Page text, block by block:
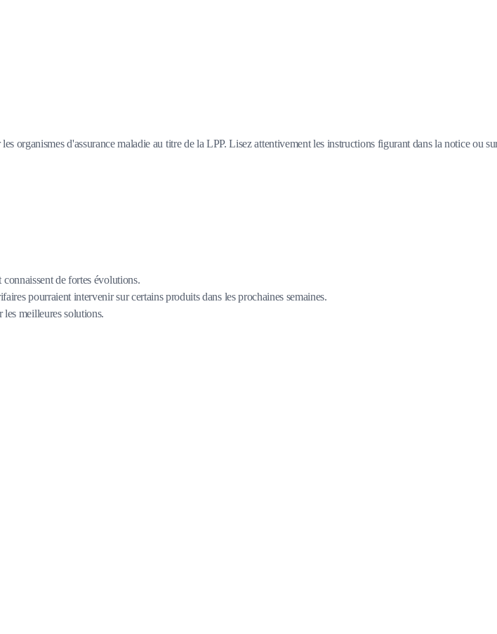
organismes d'assurance maladie au titre de la LPP. Lisez attentivement les instructions figurant dans la notice ou
de fortes évolutions.
pourraient intervenir sur certains produits dans les prochaines semaines.
les meilleures solutions.